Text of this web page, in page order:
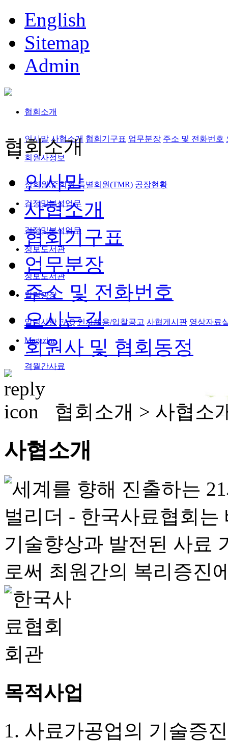
English
Sitemap
Admin
협회소개
인사말 사협소개 협회기구표 업무분장 주소 및 전화번호
회원사정보
정회원,준회원 특별회원(TMR) 공장현황
검정및분석업무
검정및분석업무
정보도서관
정보도서관
알림광장
알림사항 FAQ 인사채용/입찰공고 사협게시판 영상자료
Magazine
격월간사료
협회소개
인사말
사협소개
협회기구표
업무분장
주소 및 전화번호
오시는길
회원사 및 협회동정
협회소개 > 사협소
사협소개
목적사업
사료가공업의 기술증